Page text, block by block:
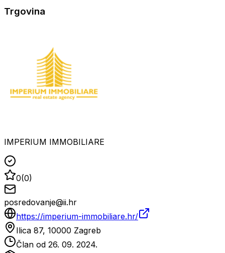
Trgovina
IMPERIUM IMMOBILIARE
0(0)
posredovanje@ii.hr
https://imperium-immobiliare.hr/
Ilica 87, 10000 Zagreb
Član od 26. 09. 2024.